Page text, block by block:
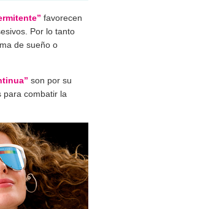
favorecen
Por lo tanto
de sueño o
son por su
para combatir la